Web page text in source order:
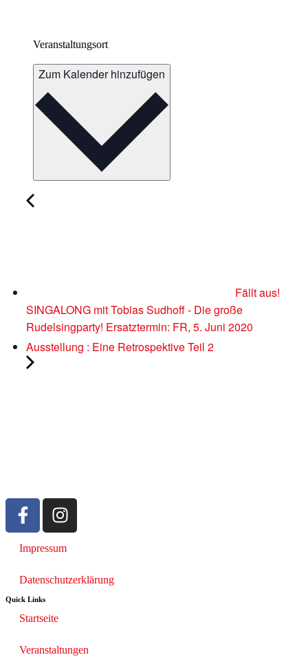
Veranstaltungsort
Fällt aus!
SINGALONG mit Tobias Sudhoff - Die große
Rudelsingparty! Ersatztermin: FR, 5. Juni 2020
Ausstellung : Eine Retrospektive Teil 2
Impressum
Datenschutzerklärung
Quick Links
Startseite
Veranstaltungen